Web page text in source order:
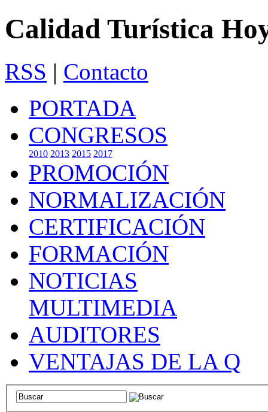
Calidad Turística
RSS | Contacto
PORTADA
CONGRESOS
2010 2013 2015 2017
PROMOCIÓN
NORMALIZACIÓN
CERTIFICACIÓN
FORMACIÓN
NOTICIAS
MULTIMEDIA
AUDITORES
VENTAJAS DE LA Q